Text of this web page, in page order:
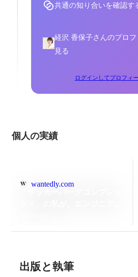
共通の知り合いを確認す
経沢 香保子さんのプロ
見る
ログインしてプロフィ
個人の実績
wantedly.com
出版と執筆